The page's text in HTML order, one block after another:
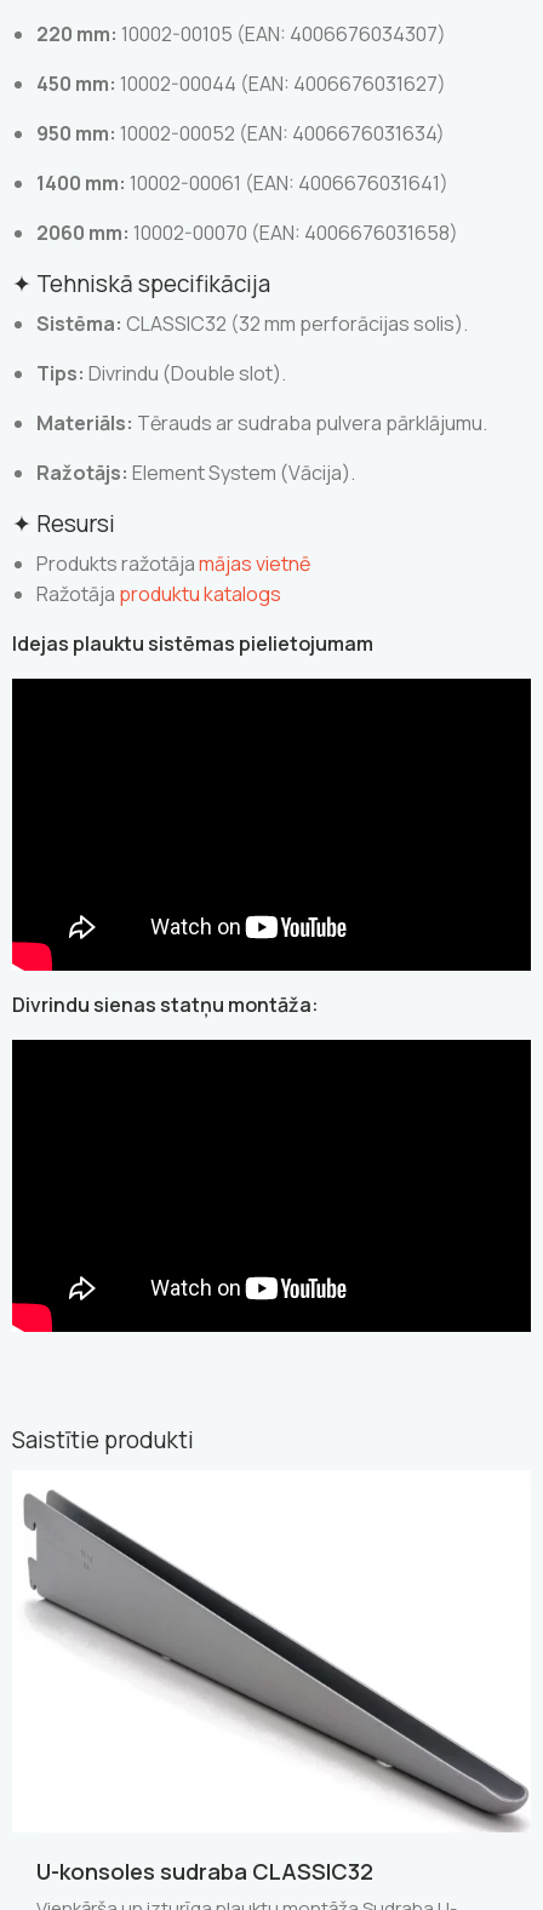
220 mm: 10002-00105 (EAN: 4006676034307)
450 mm: 10002-00044 (EAN: 4006676031627)
950 mm: 10002-00052 (EAN: 4006676031634)
1400 mm: 10002-00061 (EAN: 4006676031641)
2060 mm: 10002-00070 (EAN: 4006676031658)
✦ Tehniskā specifikācija
Sistēma: CLASSIC32 (32 mm perforācijas solis).
Tips: Divrindu (Double slot).
Materiāls: Tērauds ar sudraba pulvera pārklājumu.
Ražotājs: Element System (Vācija).
✦ Resursi
Produkts ražotājamājas vietnē
Ražotāja produktu katalogs
Idejas plauktu sistēmas pielietojumam
Divrindu sienas statņu montāža:
Saistītie produkti
U-konsoles sudraba CLASSIC32